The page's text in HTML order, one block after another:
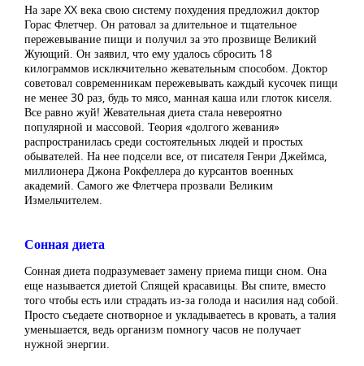
На заре XX века свою систему похудения предложил доктор
Горас Флетчер. Он ратовал за длительное и тщательное
пережевывание пищи и получил за это прозвище Великий
Жующий. Он заявил, что ему удалось сбросить 18
килограммов исключительно жевательным способом. Доктор
советовал современникам пережевывать каждый кусочек пищи
не менее 30 раз, будь то мясо, манная каша или глоток киселя.
Все равно жуй! Жевательная диета стала невероятно
популярной и массовой. Теория «долгого жевания»
распространилась среди состоятельных людей и простых
обывателей. На нее подсели все, от писателя Генри Джеймса,
миллионера Джона Рокфеллера до курсантов военных
академий. Самого же Флетчера прозвали Великим
Измельчителем.
Сонная диета
Сонная диета подразумевает замену приема пищи сном. Она
еще называется диетой Спящей красавицы. Вы спите, вместо
того чтобы есть или страдать из-за голода и насилия над собой.
Просто съедаете снотворное и укладываетесь в кровать, а талия
уменьшается, ведь организм помногу часов не получает
нужной энергии.